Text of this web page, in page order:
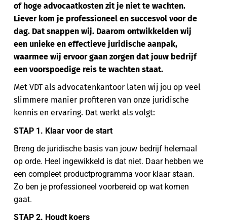
of hoge advocaatkosten zit je niet te wachten.
Liever kom je professioneel en succesvol voor de
dag. Dat snappen wij. Daarom ontwikkelden wij
een unieke en effectieve juridische aanpak,
waarmee wij ervoor gaan zorgen dat jouw bedrijf
een voorspoedige reis te wachten staat.
Met VDT als advocatenkantoor laten wij jou op veel
slimmere manier profiteren van onze juridische
kennis en ervaring. Dat werkt als volgt:
STAP 1. Klaar voor de start
Breng de juridische basis van jouw bedrijf helemaal
op orde. Heel ingewikkeld is dat niet. Daar hebben we
een compleet productprogramma voor klaar staan.
Zo ben je professioneel voorbereid op wat komen
gaat.
STAP 2. Houdt koers